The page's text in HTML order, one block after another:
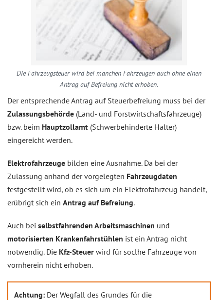
Die Fahrzeugsteuer wird bei manchen Fahrzeugen auch ohne einen
Antrag auf Befreiung nicht erhoben.
Der entsprechende Antrag auf Steuerbefreiung muss bei der
Zulassungsbehörde (Land- und Forstwirtschaftsfahrzeuge)
bzw. beim Hauptzollamt (Schwerbehinderte Halter)
eingereicht werden.
Elektrofahrzeuge bilden eine Ausnahme. Da bei der
Zulassung anhand der vorgelegten Fahrzeugdaten
festgestellt wird, ob es sich um ein Elektrofahrzeug handelt,
erübrigt sich ein Antrag auf Befreiung.
Auch bei selbstfahrenden Arbeitsmaschinen und
motorisierten Krankenfahrstühlen ist ein Antrag nicht
notwendig. Die Kfz-Steuer wird für soclhe Fahrzeuge von
vornherein nicht erhoben.
Achtung: Der Wegfall des Grundes für die